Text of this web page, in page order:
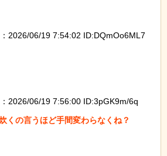
2026/06/19 7:54:02 ID:DQmOo6ML7
2026/06/19 7:56:00 ID:3pGK9m/6q
くの言うほど手間変わらなくね？